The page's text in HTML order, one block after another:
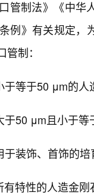
管制法》《中
例》有关规定
制：
等于50 μm的
于50 μm且小于
装饰、首饰的
特性的人造金刚